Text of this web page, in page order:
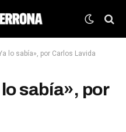
lo sabía», por Carlos Lavida
sabía», por